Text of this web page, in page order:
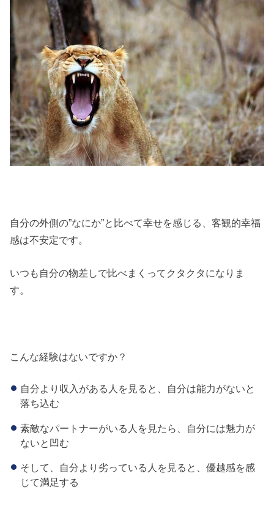
自分の外側の”なにか”と比べて幸せを感じる、客観的幸福
感は不安定です。
いつも自分の物差しで比べまくってクタクタになりま
す。
こんな経験はないですか？
自分より収入がある人を見ると、自分は能力がないと
落ち込む
素敵なパートナーがいる人を見たら、自分には魅力が
ないと凹む
そして、自分より劣っている人を見ると、優越感を感
じて満足する